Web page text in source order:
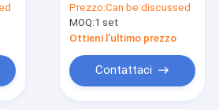
DigiRock MR2
Prezzo:Can be discussed
MOQ:1 set
Ottieni l'ultimo prezzo
Contattaci